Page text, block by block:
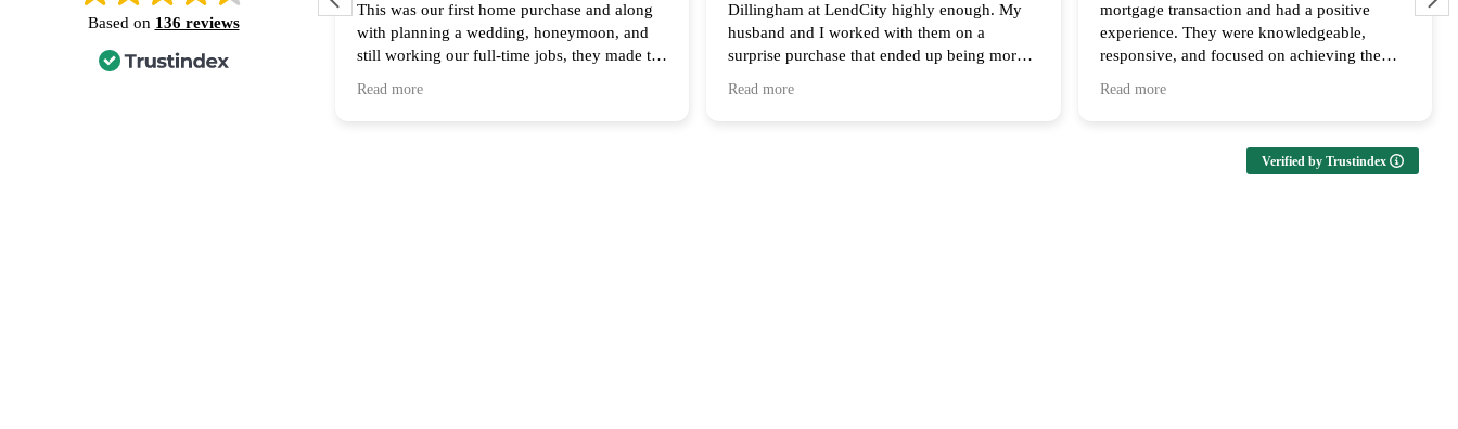
Based on 136 reviews
This was our first home purchase and along
with planning a wedding, honeymoon, and
still working our full-time jobs, they made the
Read more
Dillingham at LendCity highly enough. My
husband and I worked with them on a
surprise purchase that ended up being more
Read more
mortgage transaction and had a positive
experience. They were knowledgeable,
responsive, and focused on achieving the
to collaborating with them again!
Read more
Verified by Trustindex